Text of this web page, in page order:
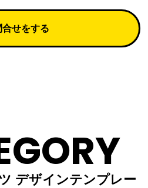
合せをする
デザインテンプレー